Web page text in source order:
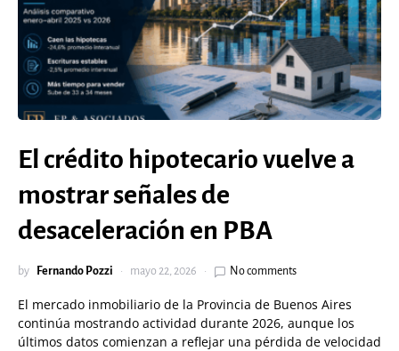
El crédito hipotecario vuelve a
mostrar señales de
desaceleración en PBA
by Fernando Pozzi mayo 22, 2026 No comments
El mercado inmobiliario de la Provincia de Buenos Aires
continúa mostrando actividad durante 2026, aunque los
últimos datos comienzan a reflejar una pérdida de velocidad